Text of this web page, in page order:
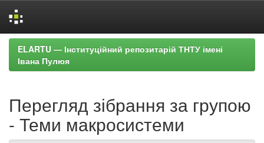
Skip
navigation
ELARTU — Інституційний репозитарій ТНТУ імені
Івана Пулюя
Перегляд зібрання за групою
- Теми макросистеми